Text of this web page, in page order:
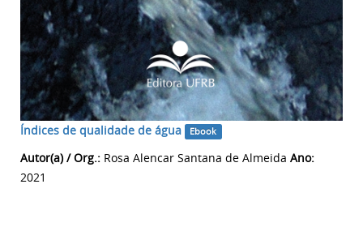
Índices de qualidade de água Ebook
Autor(a) / Org.: Rosa Alencar Santana de Almeida Ano:
2021